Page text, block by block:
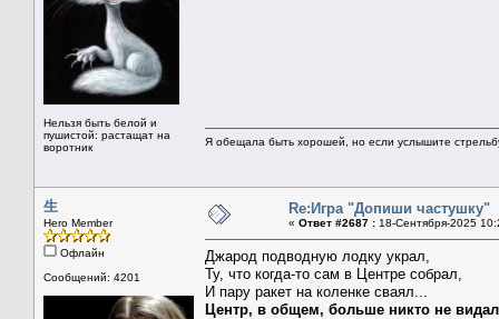
Нельзя быть белой и
пушистой: растащат на
воротник
Я обещала быть хорошей, но если услышите
生
Hero Member
Офлайн
Сообщений: 4201
Re:Игра "Допиши частушку"
« Ответ #2687 : 18-Сентября-2025
Джарод подводную лодку украл,
Ту, что когда-то сам в Центре собрал,
И пару ракет на коленке сваял...
Центр, в общем, больше никто не